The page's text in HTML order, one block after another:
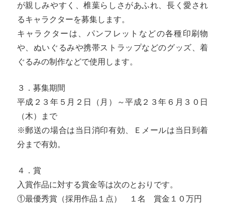
が親しみやすく、椎葉らしさがあふれ、長く愛され
るキャラクターを募集します。
キャラクターは、パンフレットなどの各種印刷物
や、ぬいぐるみや携帯ストラップなどのグッズ、着
ぐるみの制作などで使用します。
３．募集期間
平成２３年５月２日（月）～平成２３年６月３０日
（木）まで
※郵送の場合は当日消印有効、Ｅメールは当日到着
分まで有効。
４．賞
入賞作品に対する賞金等は次のとおりです。
①最優秀賞（採用作品１点） １名 賞金１０万円